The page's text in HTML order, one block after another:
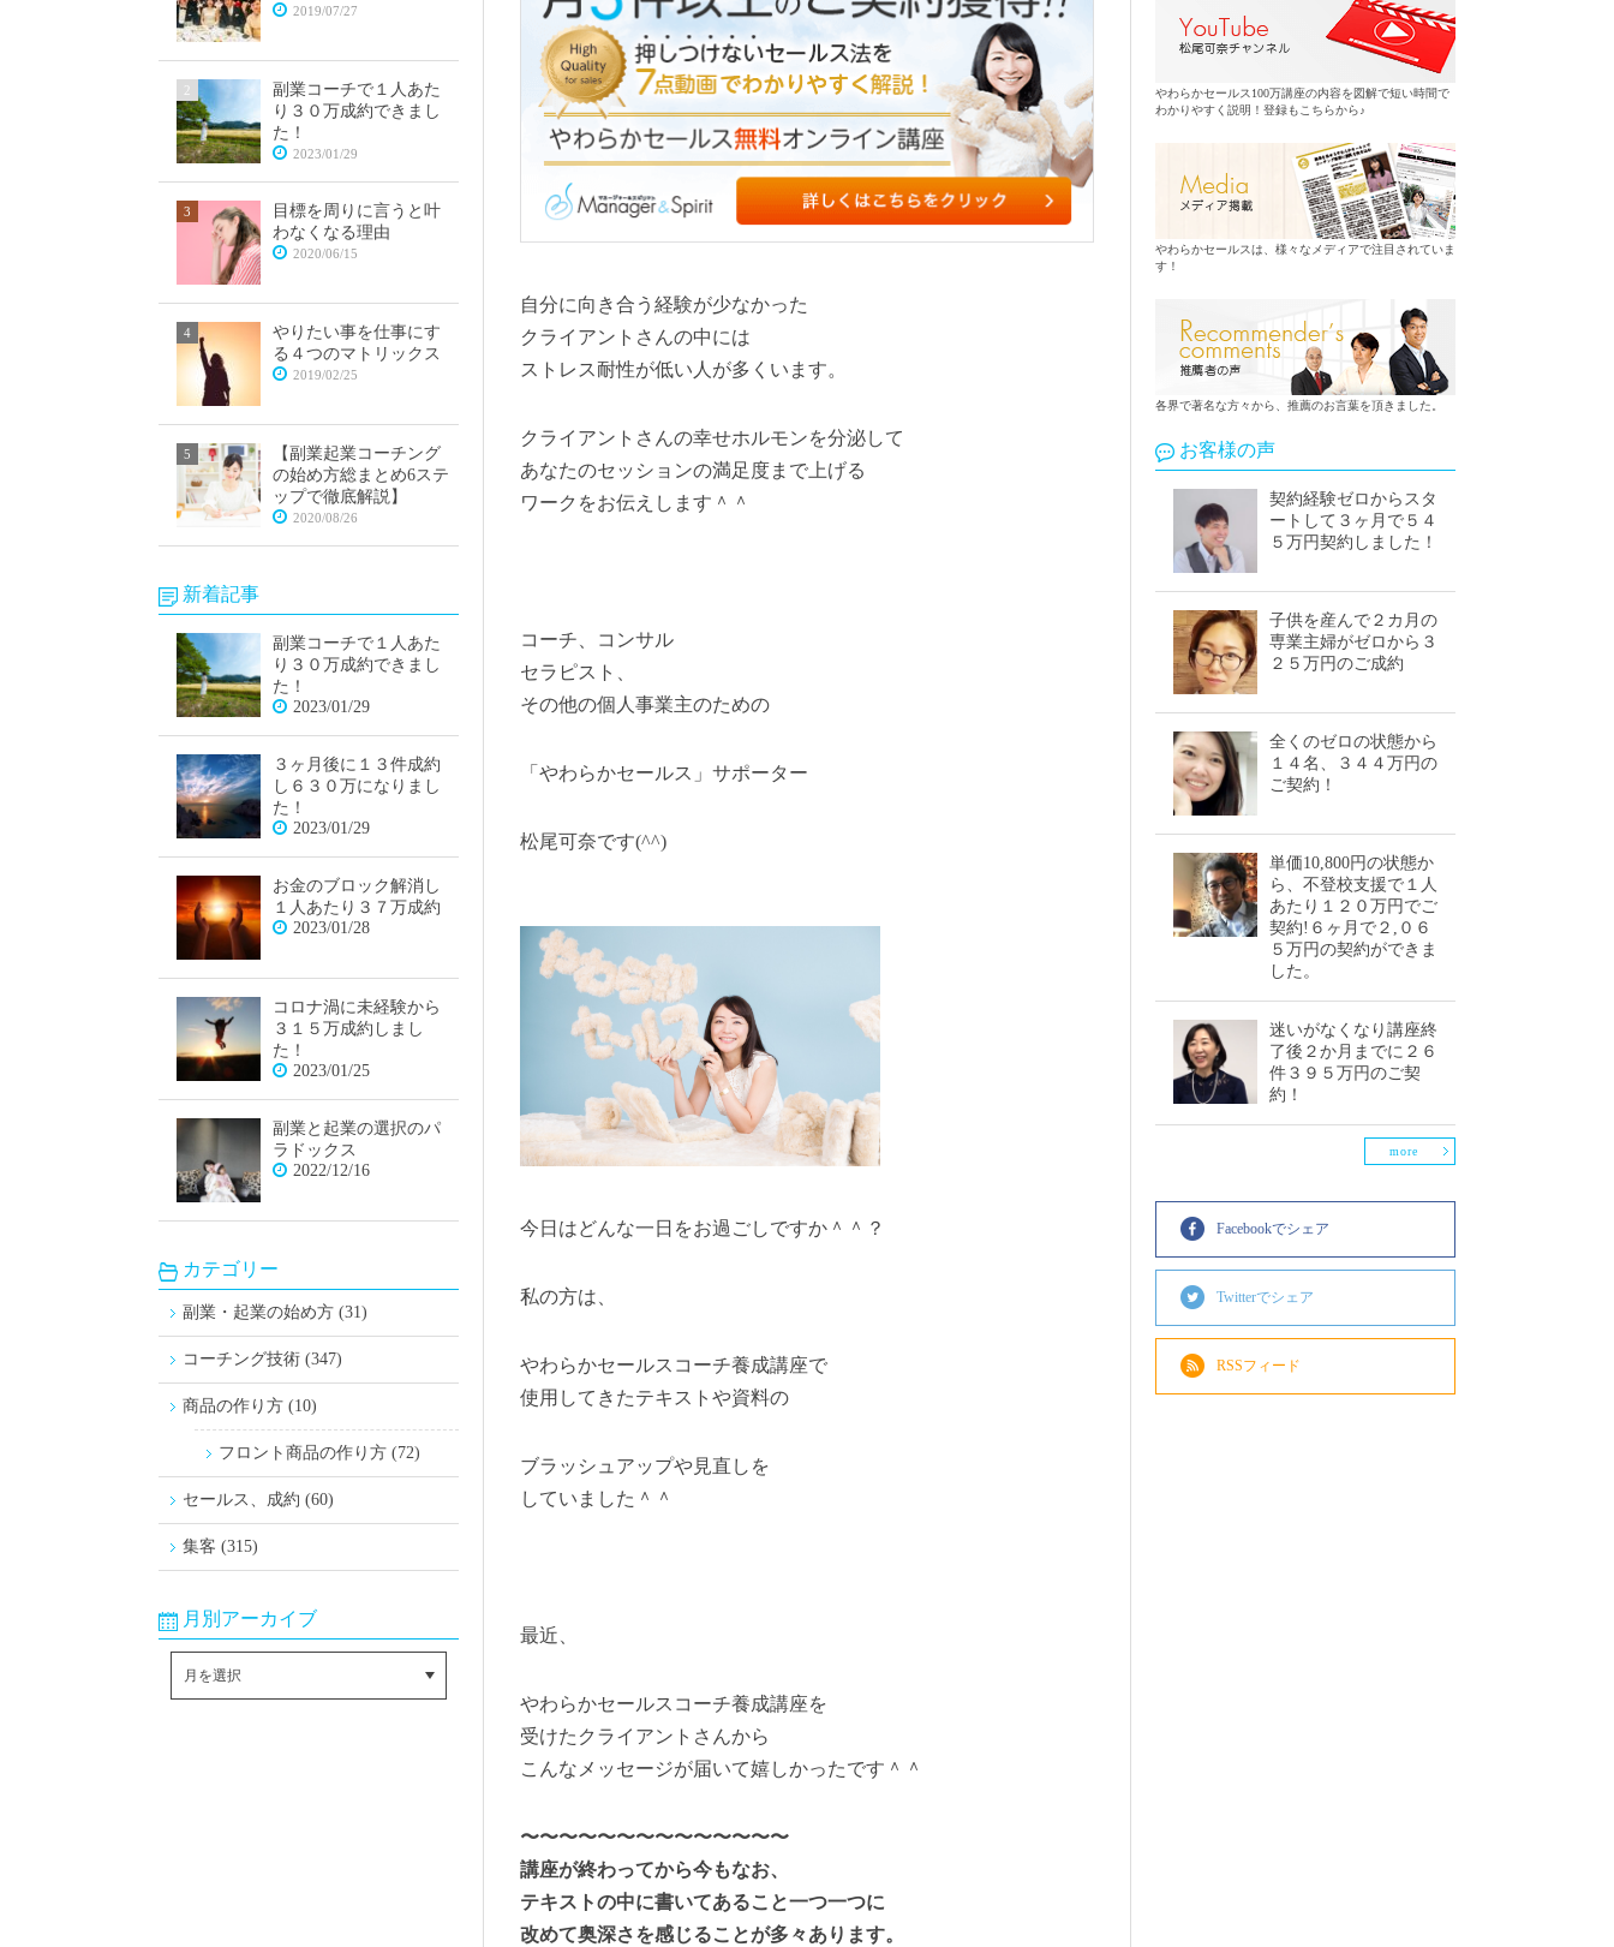
自分に向き合う経験が少なかった
クライアントさんの中には
ストレス耐性が低い人が多くいます。
クライアントさんの幸せホルモンを分泌して
あなたのセッションの満足度まで上げる
ワークをお伝えします＾＾
コーチ、コンサル
セラピスト、
その他の個人事業主のための
「やわらかセールス」サポーター
松尾可奈です(^^)
今日はどんな一日をお過ごしですか＾＾？
私の方は、
やわらかセールスコーチ養成講座で
使用してきたテキストや資料の
ブラッシュアップや見直しを
していました＾＾
最近、
やわらかセールスコーチ養成講座を
受けたクライアントさんから
こんなメッセージが届いて嬉しかったです＾＾
〜〜〜〜〜〜〜〜〜〜〜〜〜〜
講座が終わってから今もなお、
テキストの中に書いてあること一つ一つに
改めて奥深さを感じることが多々あります。
2019/07/27
副業コーチで１人あた
り３０万成約できまし
た！
2023/01/29
目標を周りに言うと叶
わなくなる理由
2020/06/15
やりたい事を仕事にす
る４つのマトリックス
2019/02/25
【副業起業コーチング
の始め方総まとめ6ステ
ップで徹底解説】
2020/08/26
新着記事
副業コーチで１人あた
り３０万成約できまし
た！
2023/01/29
３ヶ月後に１３件成約
し６３０万になりまし
た！
2023/01/29
お金のブロック解消し
１人あたり３７万成約
2023/01/28
コロナ渦に未経験から
３１５万成約しまし
た！
2023/01/25
副業と起業の選択のパ
ラドックス
2022/12/16
カテゴリー
副業・起業の始め方 (31)
コーチング技術 (347)
商品の作り方 (10)
フロント商品の作り方 (72)
セールス、成約 (60)
集客 (315)
月別アーカイブ
やわらかセールス100万講座の内容を図解で短い時間で
わかりやすく説明！登録もこちらから♪
やわらかセールスは、様々なメディアで注目されていま
す！
各界で著名な方々から、推薦のお言葉を頂きました。
お客様の声
契約経験ゼロからスタ
ートして３ヶ月で５４
５万円契約しました！
子供を産んで２カ月の
専業主婦がゼロから３
２５万円のご成約
全くのゼロの状態から
１４名、３４４万円の
ご契約！
単価10,800円の状態か
ら、不登校支援で１人
あたり１２０万円でご
契約!６ヶ月で２,０６
５万円の契約ができま
した。
迷いがなくなり講座終
了後２か月までに２６
件３９５万円のご契
約！
more
Facebookでシェア
Twitterでシェア
RSSフィード